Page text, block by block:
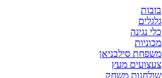
בובות
גלגלים
כלי נגינה
מכוניות
משפחת סילבניאן
צעצועים מעץ
שולחנות משחק